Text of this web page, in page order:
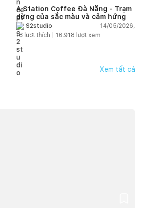
A Station Coffee Đà Nẵng - Trạm
dừng của sắc màu và cảm hứng
S2studio
14/05/2026,
18 lượt thích | 16.918 lượt xem
Xem tất cả